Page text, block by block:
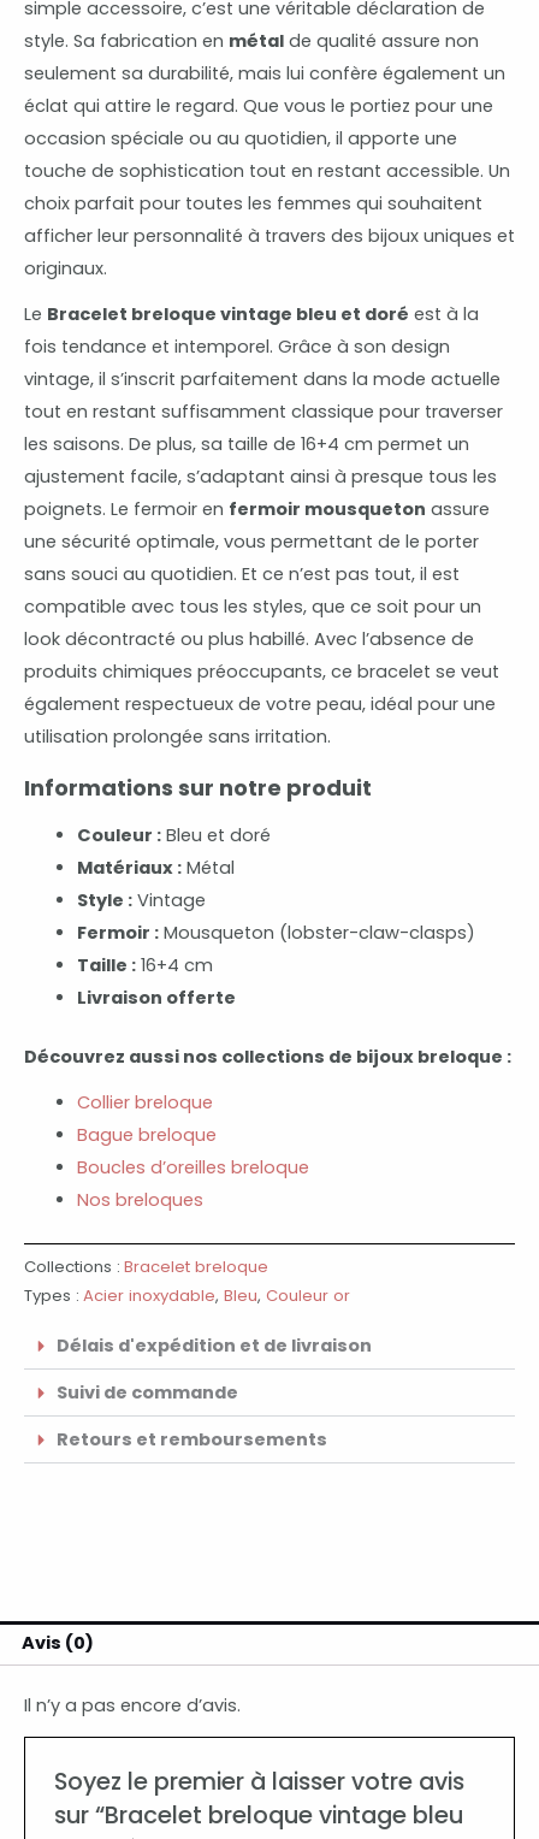
simple accessoire, c’est une véritable déclaration de
style. Sa fabrication en métal de qualité assure non
seulement sa durabilité, mais lui confère également un
éclat qui attire le regard. Que vous le portiez pour une
occasion spéciale ou au quotidien, il apporte une
touche de sophistication tout en restant accessible. Un
choix parfait pour toutes les femmes qui souhaitent
afficher leur personnalité à travers des bijoux uniques et
originaux.
Le Bracelet breloque vintage bleu et doré est à la
fois tendance et intemporel. Grâce à son design
vintage, il s’inscrit parfaitement dans la mode actuelle
tout en restant suffisamment classique pour traverser
les saisons. De plus, sa taille de 16+4 cm permet un
ajustement facile, s’adaptant ainsi à presque tous les
poignets. Le fermoir en fermoir mousqueton assure
une sécurité optimale, vous permettant de le porter
sans souci au quotidien. Et ce n’est pas tout, il est
compatible avec tous les styles, que ce soit pour un
look décontracté ou plus habillé. Avec l’absence de
produits chimiques préoccupants, ce bracelet se veut
également respectueux de votre peau, idéal pour une
utilisation prolongée sans irritation.
Informations sur notre produit
Couleur :Bleu et doré
Matériaux :Métal
Style :Vintage
Fermoir :Mousqueton (lobster-claw-clasps)
Taille :16+4 cm
Livraison offerte
Découvrez aussi nos collections de bijoux breloque :
Collier breloque
Bague breloque
Boucles d’oreilles breloque
Nos breloques
Collections : Bracelet breloque
Types : Acier inoxydable, Bleu, Couleur or
Délais d'expédition et de livraison
Suivi de commande
Retours et remboursements
Avis (0)
Il n’y a pas encore d’avis.
Soyez le premier à laisser votre avis
sur “Bracelet breloque vintage bleu